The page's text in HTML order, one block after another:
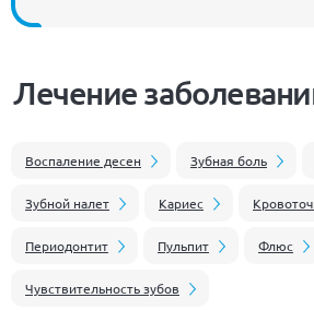
Лечение
Воспаление десен Зубная боль
Зубной налет Кариес
Периодонтит Пульпит Флюс
Чувствительность зубов